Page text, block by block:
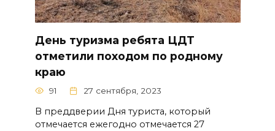
День туризма ребята ЦДТ
отметили походом по родному
краю
91 27 сентября, 2023
В преддверии Дня туриста, который
отмечается ежегодно отмечается 27